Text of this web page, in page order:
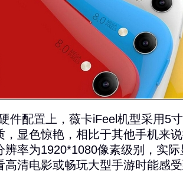
配置上，薇卡iFeel机型采用5寸
，显色惊艳，相比于其他手机来
辨率为1920*1080像素级别，实
高清电影或畅玩大型手游时能感